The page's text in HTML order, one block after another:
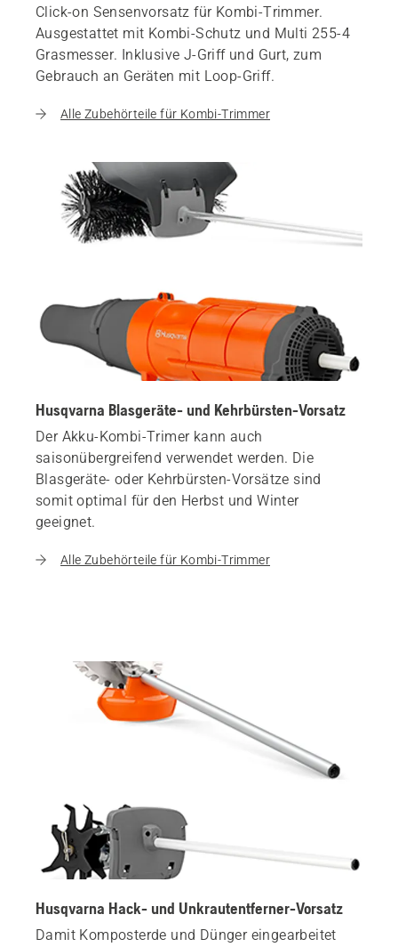
Click-on Sensenvorsatz für Kombi-Trimmer.
Ausgestattet mit Kombi-Schutz und Multi 255-4
Grasmesser. Inklusive J-Griff und Gurt, zum
Gebrauch an Geräten mit Loop-Griff.
Alle Zubehörteile für Kombi-Trimmer
Husqvarna Blasgeräte- und Kehrbürsten-Vorsatz
Der Akku-Kombi-Trimer kann auch
saisonübergreifend verwendet werden. Die
Blasgeräte- oder Kehrbürsten-Vorsätze sind
somit optimal für den Herbst und Winter
geeignet.
Alle Zubehörteile für Kombi-Trimmer
Husqvarna Hack- und Unkrautentferner-Vorsatz
Damit Komposterde und Dünger eingearbeitet